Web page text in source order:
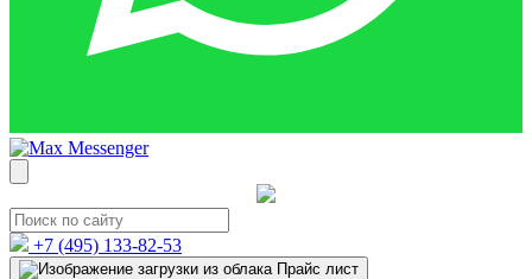
+7 (495) 133-82-53
Прайс лист